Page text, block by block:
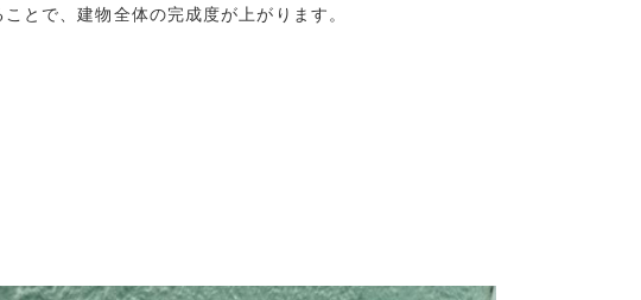
とで、建物全体の完成度が上がります。